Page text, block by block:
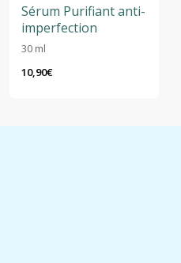
Sérum Purifiant anti-
imperfection
30 ml
10,90€